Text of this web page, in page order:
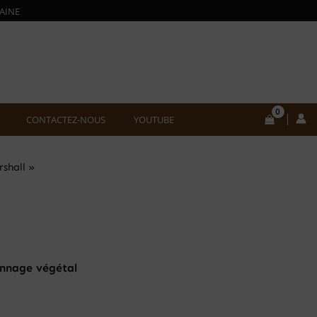
CONTACTEZ-NOUS YOUTUBE
»
végétal